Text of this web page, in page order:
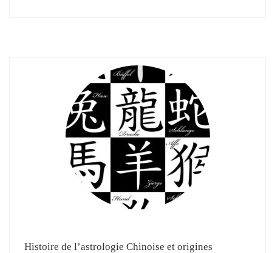
Histoire de l’astrologie Chinoise et origines